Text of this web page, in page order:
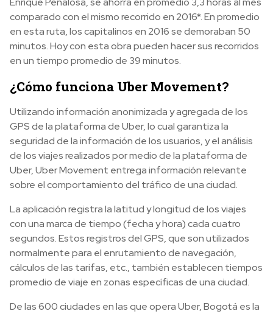
comparado con el mismo recorrido en 2016*. En promedio
en esta ruta, los capitalinos en 2016 se demoraban 50
minutos. Hoy con esta obra pueden hacer sus recorridos
en un tiempo promedio de 39 minutos.
¿Cómo funciona Uber Movement?
Utilizando información anonimizada y agregada de los
GPS de la plataforma de Uber, lo cual garantiza la
seguridad de la información de los usuarios, y el análisis
de los viajes realizados por medio de la plataforma de
Uber, Uber Movement entrega información relevante
sobre el comportamiento del tráfico de una ciudad.
La aplicación registra la latitud y longitud de los viajes
con una marca de tiempo (fecha y hora) cada cuatro
segundos. Estos registros del GPS, que son utilizados
normalmente para el enrutamiento de navegación,
cálculos de las tarifas, etc., también establecen tiempos
promedio de viaje en zonas específicas de una ciudad.
De las 600 ciudades en las que opera Uber, Bogotá es la